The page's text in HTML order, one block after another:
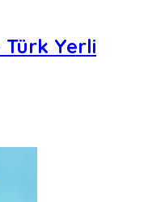
Türk Yerli